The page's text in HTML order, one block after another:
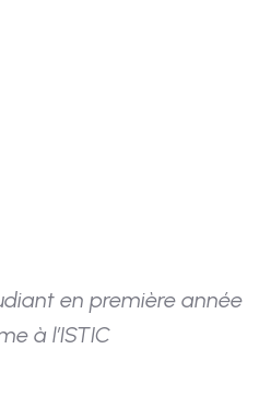
en première année
à l’ISTIC